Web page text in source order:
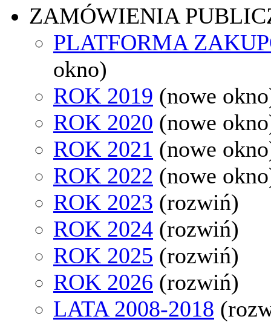
ZAMÓWIENIA
PLATFORMA
okno)
ROK 2019 (nowe
ROK 2020 (nowe
ROK 2021 (nowe
ROK 2022 (nowe
ROK 2023 (rozwiń)
ROK 2024 (rozwiń)
ROK 2025 (rozwiń)
ROK 2026 (rozwiń)
LATA 2008-2018